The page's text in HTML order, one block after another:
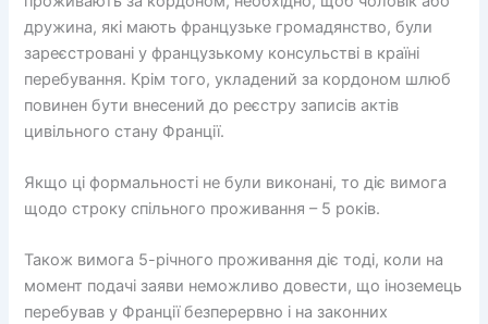
дружина, які мають французьке громадянство, були
зареєстровані у французькому консульстві в країні
перебування. Крім того, укладений за кордоном шлюб
повинен бути внесений до реєстру записів актів
цивільного стану Франції.
Якщо ці формальності не були виконані, то діє вимога
щодо строку спільного проживання – 5 років.
Також вимога 5-річного проживання діє тоді, коли на
момент подачі заяви неможливо довести, що іноземець
перебував у Франції безперервно і на законних